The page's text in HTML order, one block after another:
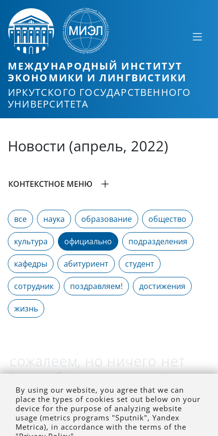
МЕЖДУНАРОДНЫЙ ИНСТИТУТ
ЭКОНОМИКИ И ЛИНГВИСТИКИ
ИРКУТСКОГО ГОСУДАРСТВЕННОГО
УНИВЕРСИТЕТА
Новости (апрель, 2022)
КОНТЕКСТНОЕ МЕНЮ
все наука образование общество
культура официально подразделения
кафедры абитуриент студент
сотрудник поздравляем! достижения
жизнь
сожалеем, но ничего нет
(на выбранное время)
By using our website, you agree that we can
place the types of cookies set out below on your
device for the purpose of analyzing website
usage (metrics programs "Sputnik", Yandex
Metrica), in accordance with the terms of the